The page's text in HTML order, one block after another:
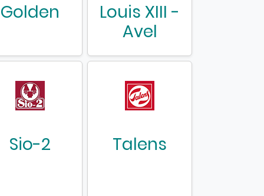
Golden
Louis XIII -
Avel
Sio-2 Talens